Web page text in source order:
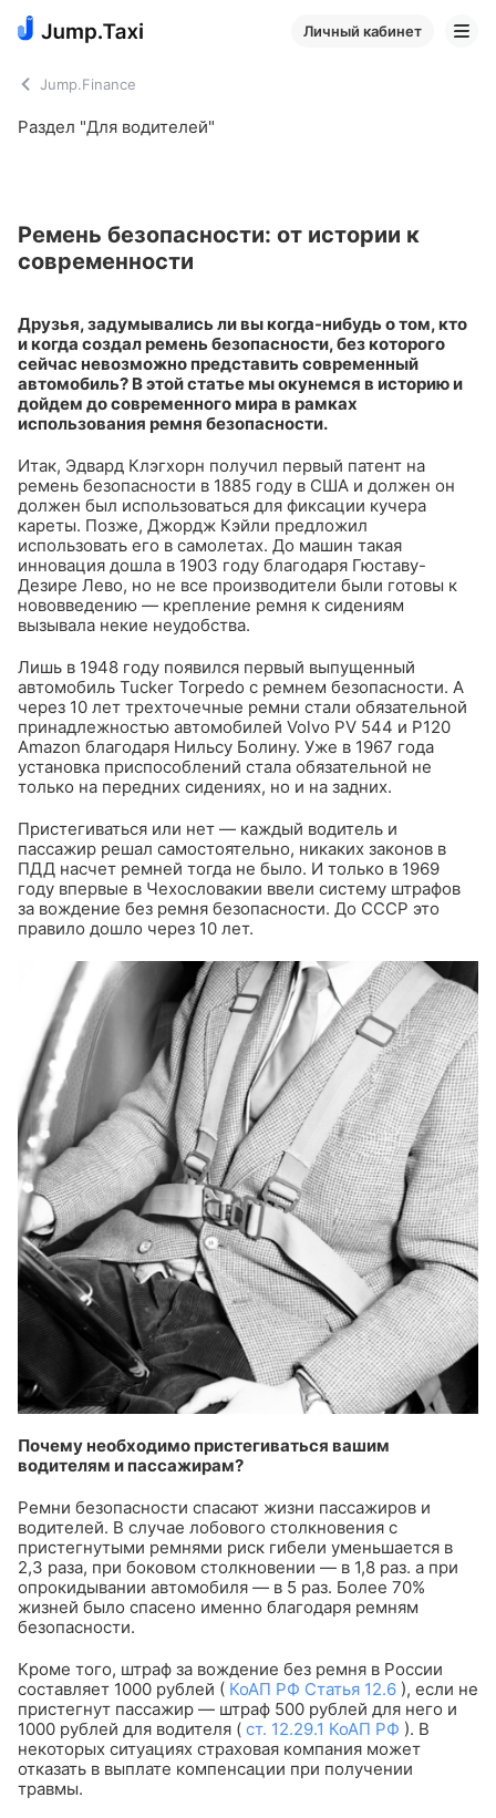
Личный кабинет
Jump.Finance
Раздел "Для водителей"
Ремень безопасности: от истории к
современности
Друзья, задумывались ли вы когда-нибудь о том, кто
и когда создал ремень безопасности, без которого
сейчас невозможно представить современный
автомобиль? В этой статье мы окунемся в историю и
дойдем до современного мира в рамках
использования ремня безопасности.
Итак, Эдвард Клэгхорн получил первый патент на
ремень безопасности в 1885 году в США и должен он
должен был использоваться для фиксации кучера
кареты. Позже, Джордж Кэйли предложил
использовать его в самолетах. До машин такая
инновация дошла в 1903 году благодаря Гюставу-
Дезире Лево, но не все производители были готовы к
нововведению — крепление ремня к сидениям
вызывала некие неудобства.
Лишь в 1948 году появился первый выпущенный
автомобиль Tucker Torpedo с ремнем безопасности. А
через 10 лет трехточечные ремни стали обязательной
принадлежностью автомобилей Volvo PV 544 и P120
Amazon благодаря Нильсу Болину. Уже в 1967 года
установка приспособлений стала обязательной не
только на передних сидениях, но и на задних.
Пристегиваться или нет — каждый водитель и
пассажир решал самостоятельно, никаких законов в
ПДД насчет ремней тогда не было. И только в 1969
году впервые в Чехословакии ввели систему штрафов
за вождение без ремня безопасности. До СССР это
правило дошло через 10 лет.
Почему необходимо пристегиваться вашим
водителям и пассажирам?
Ремни безопасности спасают жизни пассажиров и
водителей. В случае лобового столкновения с
пристегнутыми ремнями риск гибели уменьшается в
2,3 раза, при боковом столкновении — в 1,8 раз. а при
опрокидывании автомобиля — в 5 раз. Более 70%
жизней было спасено именно благодаря ремням
безопасности.
Кроме того, штраф за вождение без ремня в России
составляет 1000 рублей ( КоАП РФ Статья 12.6 ), если не
пристегнут пассажир — штраф 500 рублей для него и
1000 рублей для водителя ( ст. 12.29.1 КоАП РФ ). В
некоторых ситуациях страховая компания может
отказать в выплате компенсации при получении
травмы.